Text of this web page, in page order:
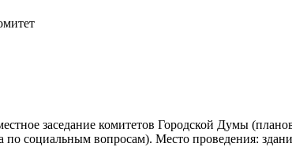
заседание комитетов Городской Думы
по социальным вопросам). Место проведения: